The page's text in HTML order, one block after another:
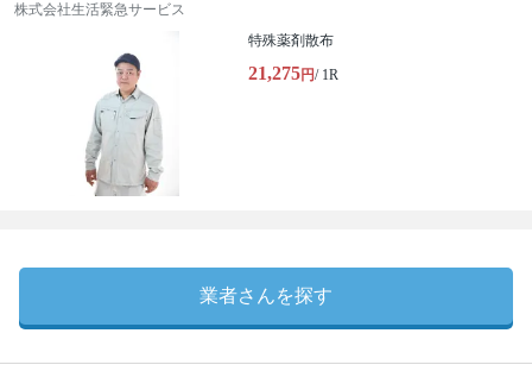
株式会社生活緊急サービス
特殊薬剤散布
21,275円/ 1R
業者さんを探す